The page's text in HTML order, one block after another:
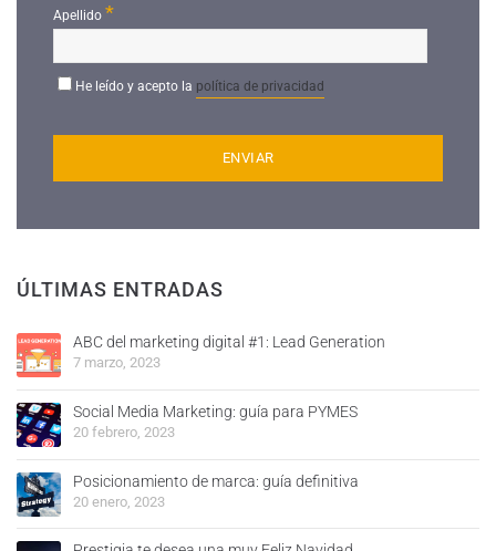
Apellido *
He leído y acepto la política de privacidad
ÚLTIMAS ENTRADAS
ABC del marketing digital #1: Lead Generation
7 marzo, 2023
Social Media Marketing: guía para PYMES
20 febrero, 2023
Posicionamiento de marca: guía definitiva
20 enero, 2023